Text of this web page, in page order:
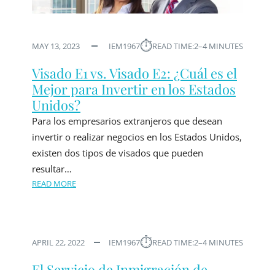
MAY 13, 2023 IEM1967⏱︎READ TIME:2–4 MINUTES
Visado E1 vs. Visado E2: ¿Cuál es el
Mejor para Invertir en los Estados
Unidos?
Para los empresarios extranjeros que desean
invertir o realizar negocios en los Estados Unidos,
existen dos tipos de visados que pueden
resultar…
READ MORE
APRIL 22, 2022 IEM1967⏱︎READ TIME:2–4 MINUTES